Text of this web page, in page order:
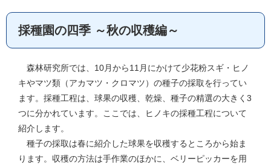
採種園の四季 ～秋の収穫編～
森林研究所では、10月から11月にかけて少花粉スギ・ヒノ
キやマツ類（アカマツ・クロマツ）の種子の採取を行ってい
ます。採種工程は、球果の収穫、乾燥、種子の精選の大きく3
つに分かれています。ここでは、ヒノキの採種工程について
紹介します。
種子の採取は春に紹介した球果を収穫するところから始ま
ります。収穫の方法は手作業のほかに、ベリーピッカーを用